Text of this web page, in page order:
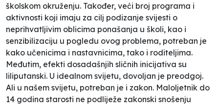
školskom okruženju. Također, veći broj programa i
aktivnosti koji imaju za cilj podizanje svijesti o
neprihvatljivim oblicima ponašanja u školi, kao i
senzibilizaciju u pogledu ovog problema, potreban je
kako učenicima i nastavnicima, tako i roditeljima.
Međutim, efekti dosadašnjih sličnih inicijativa su
liliputanski. U idealnom svijetu, dovoljan je preodgoj.
Ali u našem svijetu, potreban je i zakon. Maloljetnik do
14 godina starosti ne podliježe zakonski snošenju